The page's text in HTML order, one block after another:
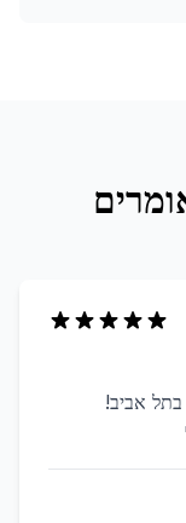
בתל אביב!